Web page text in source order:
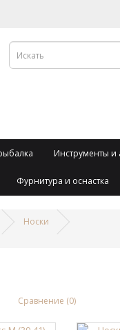
Инструменты и
Фурнитура и оснастка
Носки
Сравнение (0)